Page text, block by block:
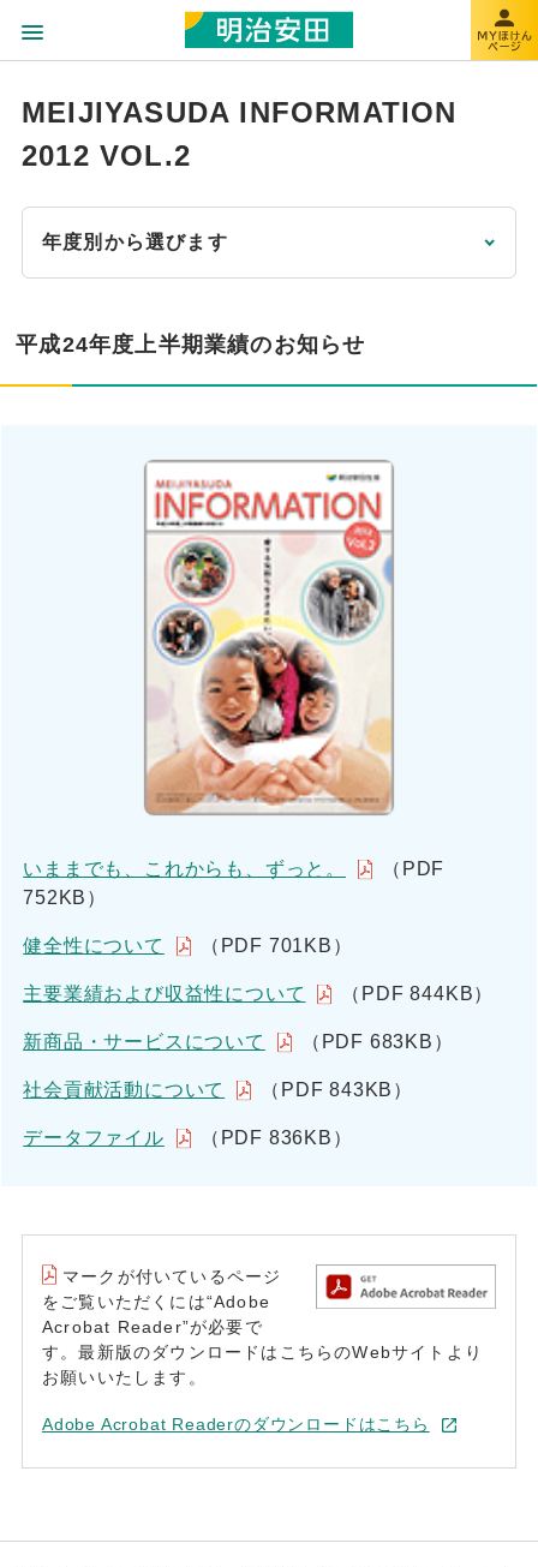
MEIJIYASUDA INFORMATION
2012 VOL.2
年度別から選びます
平成24年度上半期業績のお知らせ
いままでも、これからも、ずっと。
（PDF
752KB）
健全性について （PDF 701KB）
主要業績および収益性について （PDF 844KB）
新商品・サービスについて （PDF 683KB）
社会貢献活動について （PDF 843KB）
データファイル （PDF 836KB）
マークが付いているページ
をご覧いただくには“Adobe
Acrobat Reader”が必要で
す。最新版のダウンロードはこちらのWebサイトより
お願いいたします。
Adobe Acrobat Readerのダウンロードはこちら